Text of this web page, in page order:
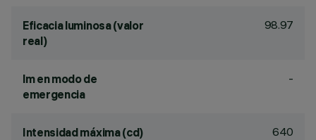
Eficacia luminosa (valor
real)
98.97
lm en modo de
emergencia
-
Intensidad máxima (cd) 640